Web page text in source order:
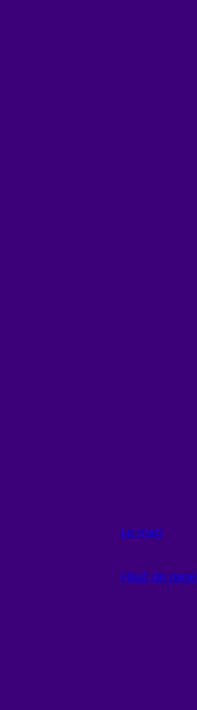
Le mag’
Haut de page